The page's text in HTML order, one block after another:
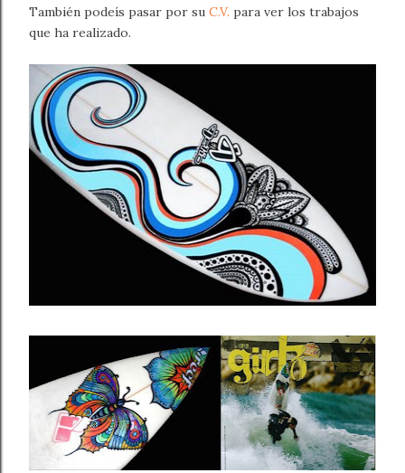
También podeís pasar por su C.V. para ver los trabajos
que ha realizado.